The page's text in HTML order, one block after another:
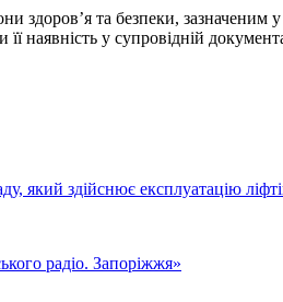
та безпеки, зазначеним
наявність у супровідній
який здійснює експлуатацію
радіо. Запоріжжя»